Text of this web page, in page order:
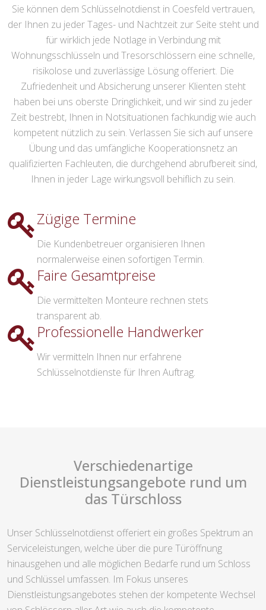
Sie können dem Schlüsselnotdienst in Coesfeld vertrauen,
der Ihnen zu jeder Tages- und Nachtzeit zur Seite steht und
für wirklich jede Notlage in Verbindung mit
Wohnungsschlüsseln und Tresorschlössern eine schnelle,
risikolose und zuverlässige Lösung offeriert. Die
Zufriedenheit und Absicherung unserer Klienten steht
haben bei uns oberste Dringlichkeit, und wir sind zu jeder
Zeit bestrebt, Ihnen in Notsituationen fachkundig wie auch
kompetent nützlich zu sein. Verlassen Sie sich auf unsere
Übung und das umfängliche Kooperationsnetz an
qualifizierten Fachleuten, die durchgehend abrufbereit sind,
Ihnen in jeder Lage wirkungsvoll behiflich zu sein.
Zügige Termine
Die Kundenbetreuer organisieren Ihnen
normalerweise einen sofortigen Termin.
Faire Gesamtpreise
Die vermittelten Monteure rechnen stets
transparent ab.
Professionelle Handwerker
Wir vermitteln Ihnen nur erfahrene
Schlüsselnotdienste für Ihren Auftrag.
Verschiedenartige
Dienstleistungsangebote rund um
das Türschloss
Unser Schlüsselnotdienst offeriert ein großes Spektrum an
Serviceleistungen, welche über die pure Türöffnung
hinausgehen und alle möglichen Bedarfe rund um Schloss
und Schlüssel umfassen. Im Fokus unseres
Dienstleistungsangebotes stehen der kompetente Wechsel